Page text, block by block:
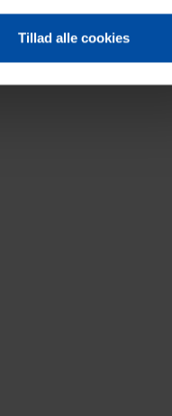
Tillad alle cookies